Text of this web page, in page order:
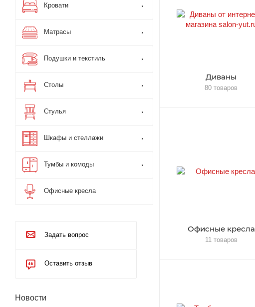
Диваны
80 товаров
Офисные кресла
11 товаров
Кровати
Матрасы
Подушки и текстиль
Столы
Стулья
Шкафы и стеллажи
Тумбы и комоды
Офисные кресла
Задать вопрос
Оставить отзыв
Новости